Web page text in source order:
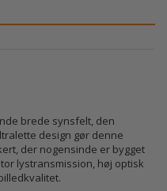
brede synsfelt, den
design gør denne
der nogensinde er bygget
lystransmission, høj optisk